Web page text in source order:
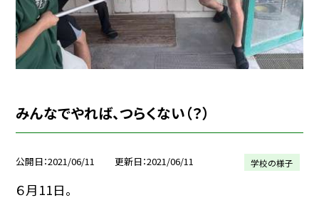
みんなでやれば、つらくない（？）
公開日 2021/06/11 更新日 2021/06/11 学校の様子
６月11日。